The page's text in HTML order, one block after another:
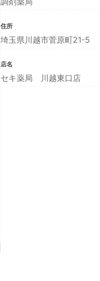
住所
埼玉県川越市菅原町21-5
店名
セキ薬局 川越東口店